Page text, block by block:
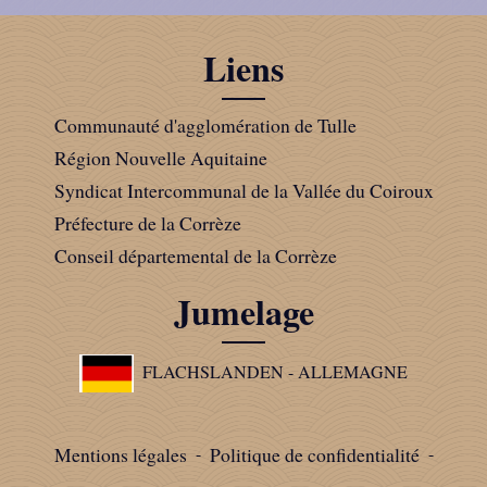
Liens
Communauté d'agglomération de Tulle
Région Nouvelle Aquitaine
Syndicat Intercommunal de la Vallée du Coiroux
Préfecture de la Corrèze
Conseil départemental de la Corrèze
Jumelage
FLACHSLANDEN - ALLEMAGNE
Mentions légales - Politique de confidentialité -